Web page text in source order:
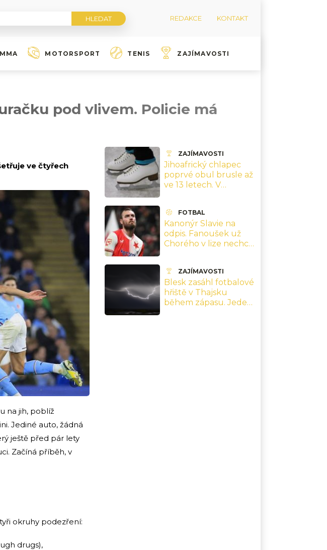
REDAKCE KONTAKT
MMA MOTORSPORT TENIS ZAJÍMAVOSTI
pod vlivem. Policie má
ve čtyřech
i
na jih, poblíž
Jediné auto, žádná
ještě před pár lety
Začíná příběh, v
okruhy podezření:
drugs),
ZAJÍMAVOSTI
Jihoafrický chlapec
poprvé obul brusle až
ve 13 letech. V
FOTBAL
Kanonýr Slavie na
odpis. Fanoušek už
Chorého v lize nechce,
ZAJÍMAVOSTI
Blesk zasáhl fotbalové
hřiště v Thajsku
během zápasu. Jeden